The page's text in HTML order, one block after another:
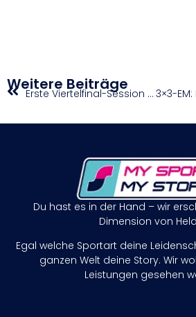
Weitere Beiträge Erste Viertelfinal-Session bringt Giganten-Duell – Premiere für Team GB
Du hast es in der Hand – wir
Dimension von
Egal welche Sportart deine
ganzen Welt deine Story. Wir
Leistungen gesehen